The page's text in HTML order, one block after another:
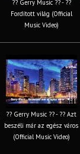
?? Gerry Music ?? - ??
Fordított világ (Official
Music Video)
?? Gerry Music ?? - ?? Azt
beszéli már az egész város
(Official Music Video)